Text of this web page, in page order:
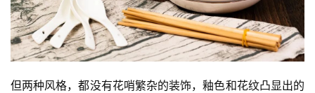
但两种风格，都没有花哨繁杂的装饰，釉色和花纹凸显出的